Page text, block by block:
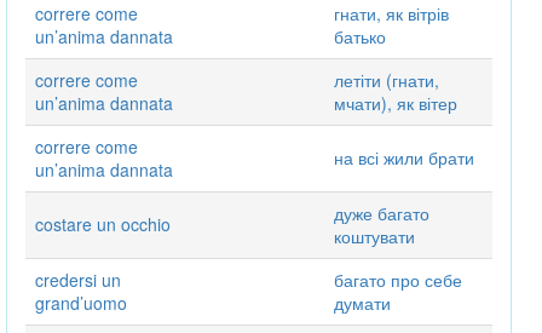
correre come
un’anima dannata
гнати, як вітрів
батько
correre come
un’anima dannata
летіти (гнати,
мчати), як вітер
correre come
un’anima dannata
на всі жили брати
costare un occhio
дуже багато
коштувати
credersi un
grand’uomo
багато про себе
думати